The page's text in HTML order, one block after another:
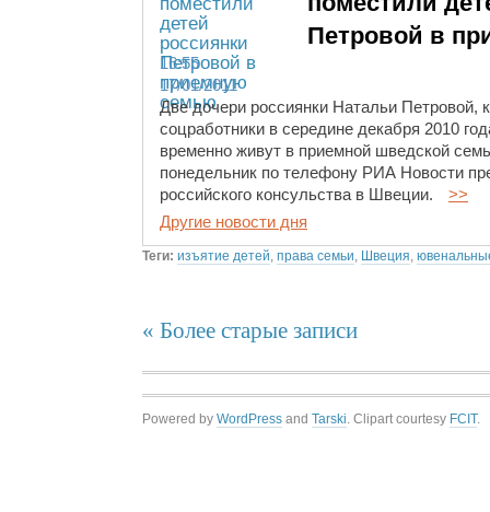
Петровой в
16:55
17/01/2011
Две дочери россиянки Натальи Петровой,
соцработники в середине декабря 2010
временно живут в приемной шведской
понедельник по телефону РИА Новости
российского консульства в Швеции.
>>
Другие новости дня
Теги: изъятие детей права семьи Швеция
« Более старые записи
Powered by WordPress and Tarski. Clipart courtesy FCIT.